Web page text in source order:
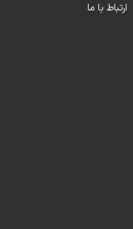
ارتباط با ما